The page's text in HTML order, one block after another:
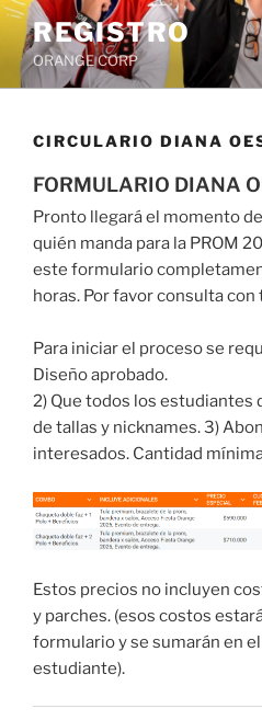
Saltar
contenido
REGISTRO
ORANGE CORP
CIRCULARIO DIANA
FORMULARIO DIANA
Pronto llegará el momento
quién manda para la PROM
este formulario
horas. Por favor consulta
Para iniciar el proceso se
Diseño aprobado.
2) Que todos los
de tallas y nicknames. 3)
interesados. Cantidad
Estos precios no incluyen
y parches. (esos costos
formulario y se sumarán en
estudiante).